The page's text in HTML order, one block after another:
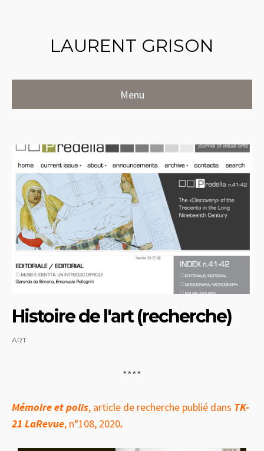
LAURENT GRISON
Menu
Histoire de l'art (recherche)
ART
****
Mémoireet polis, article de recherche publié dans TK-
21 LaRevue, n°108, 2020.